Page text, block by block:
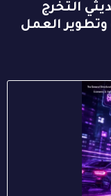
التخرج
وتطوير العمل